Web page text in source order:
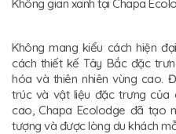
Không gian xanh tại Chapa
Không mang kiểu cách hiện
cách thiết kế Tây Bắc đặc
hóa và thiên nhiên vùng cao.
trúc và vật liệu đặc trưng của
cao, Chapa Ecolodge đã tạo
tượng và được lòng du khách